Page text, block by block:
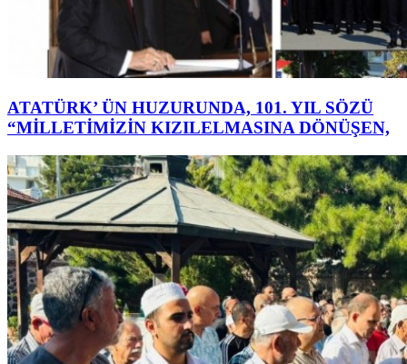
ATATÜRK’ ÜN HUZURUNDA, 101. YIL SÖZÜ
“MİLLETİMİZİN KIZILELMASINA DÖNÜŞEN,